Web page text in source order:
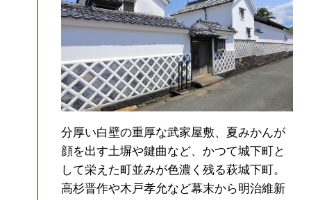
分厚い白壁の重厚な武家屋敷、夏みかんが
顔を出す土塀や鍵曲など、かつて城下町と
して栄えた町並みが色濃く残る萩城下町。
高杉晋作や木戸孝允など幕末から明治維新